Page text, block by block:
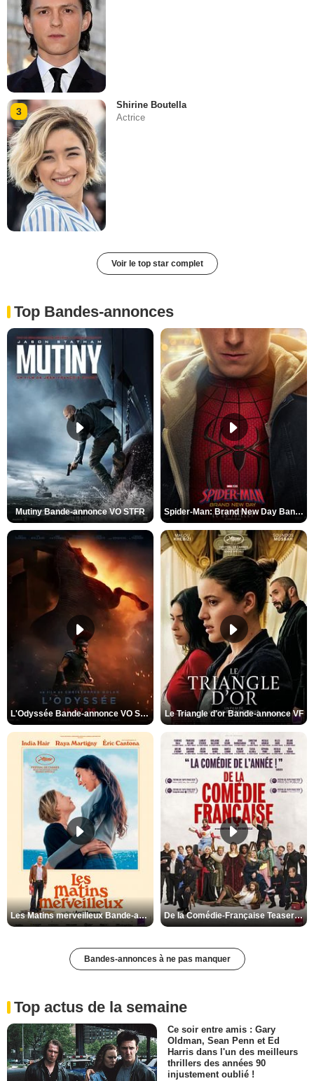
3
Shirine Boutella
Actrice
Voir le top star complet
Top Bandes-annonces
Mutiny Bande-annonce VO STFR Spider-Man: Brand New Day Bande-annonce VO STFR
L'Odyssée Bande-annonce VO STFR Le Triangle d'or Bande-annonce VF
Les Matins merveilleux Bande-annonce VF De la Comédie-Française Teaser VF
Bandes-annonces à ne pas manquer
Top actus de la semaine
Ce soir entre amis : Gary
Oldman, Sean Penn et Ed
Harris dans l'un des meilleurs
thrillers des années 90
injustement oublié !